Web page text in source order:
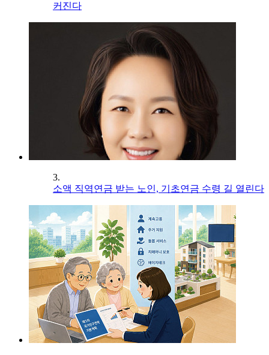
커진다
3.
소액 직역연금 받는 노인, 기초연금 수령 길 열린다